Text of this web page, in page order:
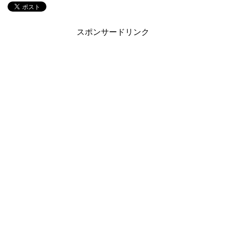
スポンサードリンク